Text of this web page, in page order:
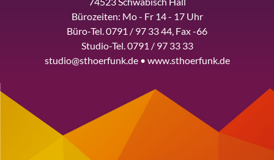
Bürozeiten: Mo - Fr 14 - 17 Uhr
Büro-Tel. 0791 / 97 33 44, Fax -66
Studio-Tel. 0791 / 97 33 33
studio@sthoerfunk.de • www.sthoerfunk.de